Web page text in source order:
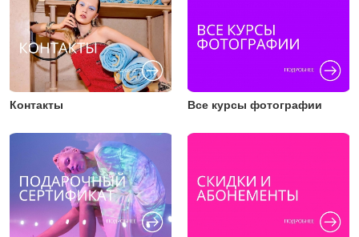
Контакты Все курсы фотографии